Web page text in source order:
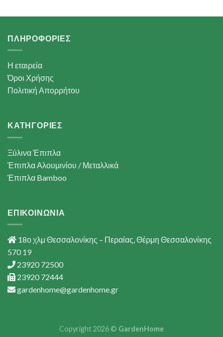
ΠΛΗΡΟΦΟΡΙΕΣ
Η εταιρεία
Όροι Χρήσης
Πολιτική Απορρήτου
ΚΑΤΗΓΟΡΙΕΣ
Ξύλινα Έπιπλα
Έπιπλα Αλουμινίου / Μεταλλικά
Έπιπλα Bamboo
ΕΠΙΚΟΙΝΩΝΙΑ
18ο χλμ Θεσσαλονίκης – Περαίας, Θέρμη Θεσσαλονίκης
570 19
23920 72500
23920 72444
gardenhome@gardenhome.gr
Copyright 2026 © GardenHome